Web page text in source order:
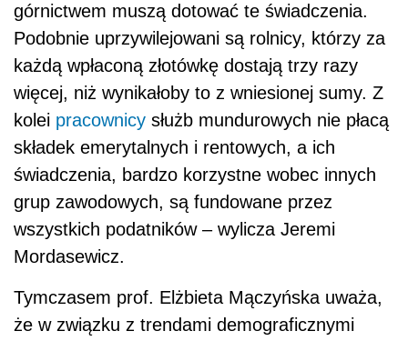
górnictwem muszą dotować te świadczenia.
Podobnie uprzywilejowani są rolnicy, którzy za
każdą wpłaconą złotówkę dostają trzy razy
więcej, niż wynikałoby to z wniesionej sumy. Z
kolei pracownicy służb mundurowych nie płacą
składek emerytalnych i rentowych, a ich
świadczenia, bardzo korzystne wobec innych
grup zawodowych, są fundowane przez
wszystkich podatników – wylicza Jeremi
Mordasewicz.
Tymczasem prof. Elżbieta Mączyńska uważa,
że w związku z trendami demograficznymi